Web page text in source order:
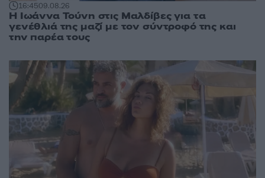
16:4509.08.26
Η Ιωάννα Τούνη στις Μαλδίβες για τα
γενέθλιά της μαζί με τον σύντροφό της και
την παρέα τους